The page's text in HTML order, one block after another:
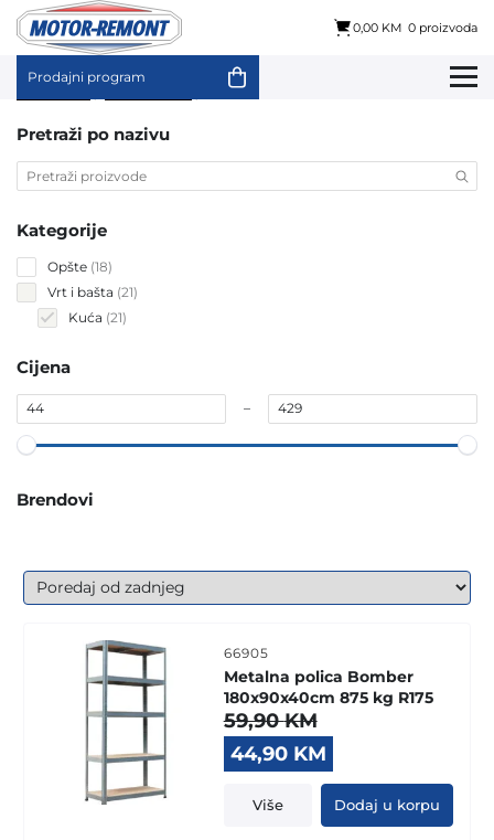
0,00 KM 0 proizvoda
Prodajni program
Početna Vrt i bašta
/ Kuća
Pretraži po nazivu
Kategorije
Opšte 1818
products
Vrt i bašta 2121
Kuća 2121
Cijena
–
Brendovi
66905
Metalna polica Bomber
180x90x40cm 875 kg R175
59,90KM
Original
price
was:
59,90 KM.
44,90 KM
price
is:
44,90 KM.
Više Dodaj u korpu